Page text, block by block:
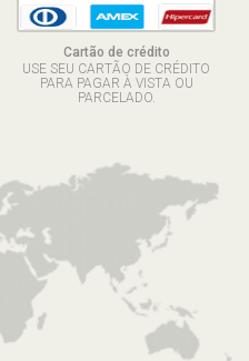
Cartão de crédito
USE SEU CARTÃO DE CRÉDITO
PARA PAGAR À VISTA OU
PARCELADO.